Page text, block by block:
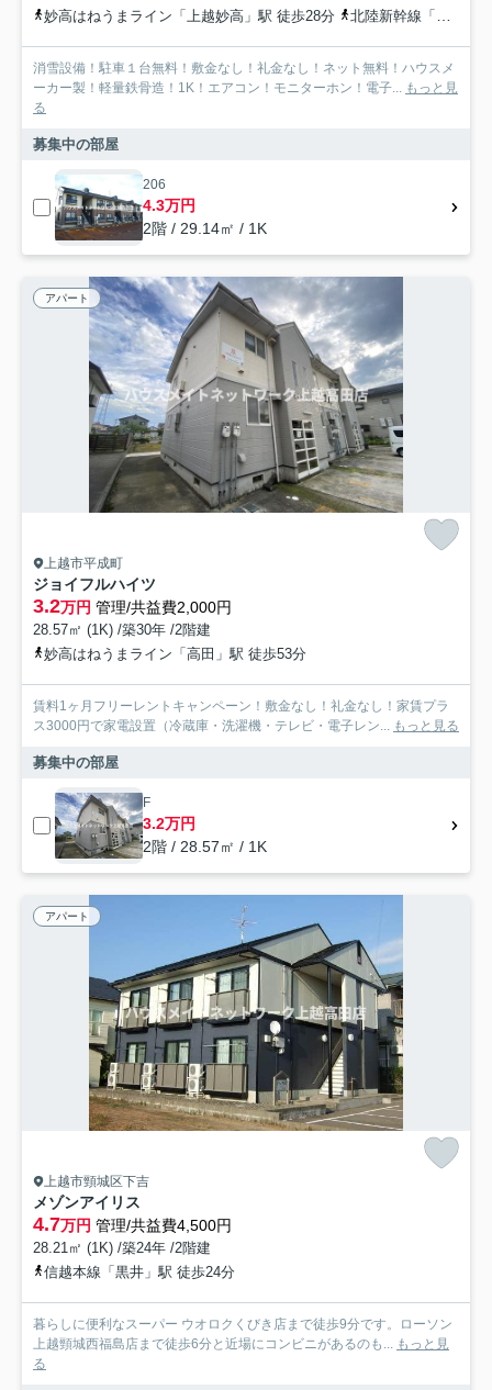
妙高はねうまライン「上越妙高」駅 徒歩28分
北陸新幹線「上越妙高」駅 徒歩28分
消雪設備！駐車１台無料！敷金なし！礼金なし！ネット無料！ハウスメ
ーカー製！軽量鉄骨造！1K！エアコン！モニターホン！電子... もっと見
る
募集中の部屋
206
4.3万円
2階 / 29.14㎡ / 1K
アパート
上越市平成町
ジョイフルハイツ
3.2万円 管理/共益費2,000円
28.57㎡ (1K) /築30年 /2階建
妙高はねうまライン「高田」駅 徒歩53分
賃料1ヶ月フリーレントキャンペーン！敷金なし！礼金なし！家賃プラ
ス3000円で家電設置（冷蔵庫・洗濯機・テレビ・電子レン... もっと見る
募集中の部屋
F
3.2万円
2階 / 28.57㎡ / 1K
アパート
上越市頸城区下吉
メゾンアイリス
4.7万円 管理/共益費4,500円
28.21㎡ (1K) /築24年 /2階建
信越本線「黒井」駅 徒歩24分
暮らしに便利なスーパー ウオロクくびき店まで徒歩9分です。ローソン
上越頸城西福島店まで徒歩6分と近場にコンビニがあるのも... もっと見
る